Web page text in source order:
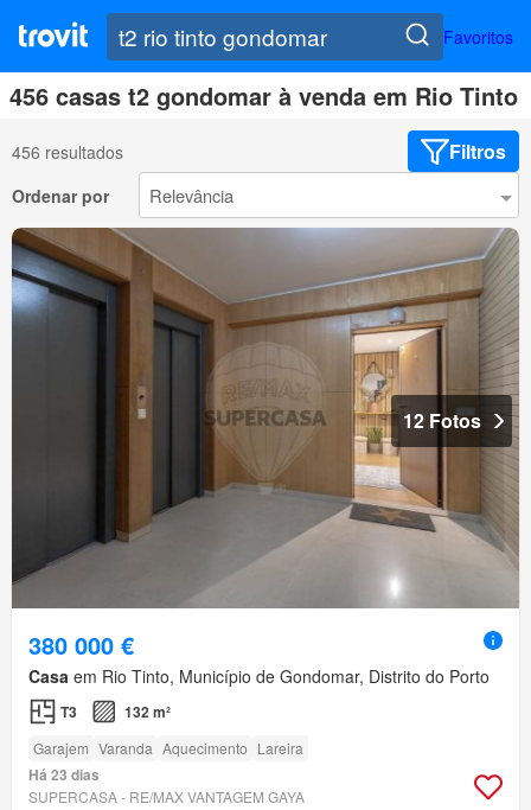
Favoritos
456 casas t2 gondomar à venda em Rio Tinto
456 resultados Filtros
Ordenar por
12 Fotos
380 000 €
Casa em Rio Tinto, Município de Gondomar, Distrito do Porto
T3 132 m²
Garajem Varanda Aquecimento Lareira
Há 23 dias
SUPERCASA - RE/MAX VANTAGEM GAYA